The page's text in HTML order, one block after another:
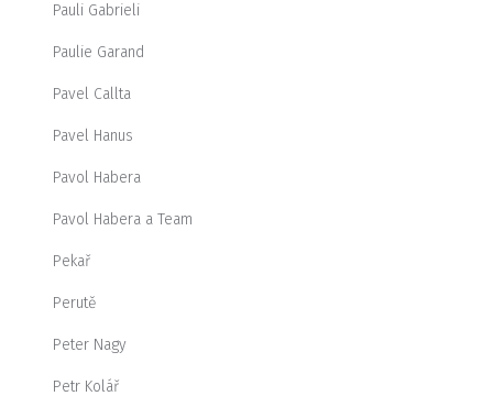
Pauli Gabrieli
Paulie Garand
Pavel Callta
Pavel Hanus
Pavol Habera
Pavol Habera a Team
Pekař
Perutě
Peter Nagy
Petr Kolář